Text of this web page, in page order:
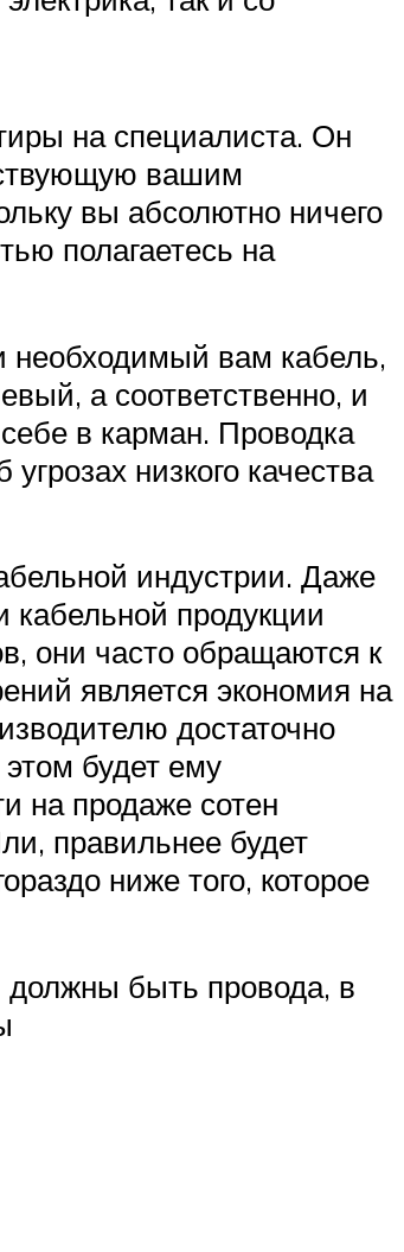
на специалиста. Он
вашим
вы абсолютно ничего
полагаетесь на
необходимый вам кабель,
а соответственно, и
в карман. Проводка
низкого качества
индустрии. Даже
кабельной продукции
они часто обращаются к
является экономия на
достаточно
будет ему
на продаже сотен
правильнее будет
ниже того, которое
быть провода, в